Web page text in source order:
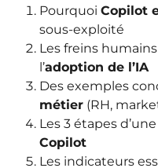
Pourquoi Copilot
sous-exploité
Les freins
l’adoption de l’IA
Des exemples
métier (RH,
Les 3 étapes d’une
Copilot
Les indicateurs